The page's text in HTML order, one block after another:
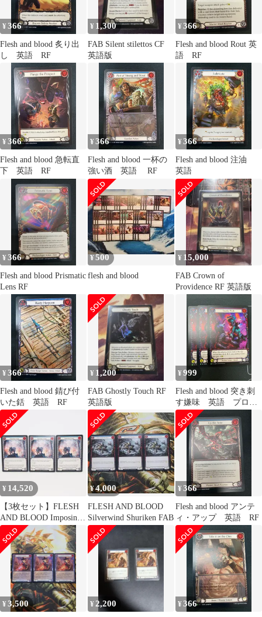
¥366
Flesh and blood 炙り出
し 英語 RF
¥ 1,300
FAB Silent stilettos CF
英語版
¥366
Flesh and blood Rout 英
語 RF
¥366
Flesh and blood 急転直
下 英語 RF
¥366
Flesh and blood 一杯の
強い酒 英語 RF
¥366
Flesh and blood 注油
英語
¥366
Flesh and blood Prismatic
Lens RF
¥500
flesh and blood
¥ 15,000
FAB Crown of
Providence RF 英語版
¥366
Flesh and blood 錆び付
いた銛 英語 RF
¥ 1,200
FAB Ghostly Touch RF
英語版
¥999
Flesh and blood 突き刺
す嫌味 英語 プロ
モ RF 3枚セット
¥ 14,520
【3枚セット】FLESH
AND BLOOD Imposing
Visage M EVR022 トレ
カ ∴WU5253
¥4,000
FLESH AND BLOOD
Silverwind Shuriken FAB
¥366
Flesh and blood アンテ
ィ・アップ 英語 RF
¥3,500 ¥ 2,200 ¥366